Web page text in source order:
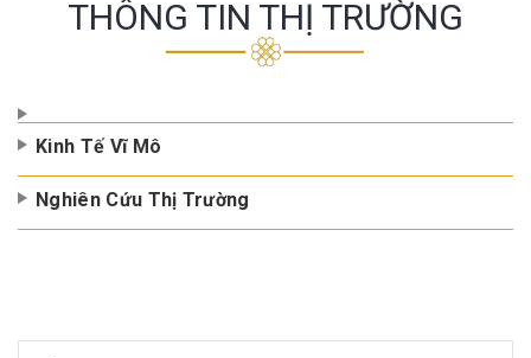
THÔNG TIN THỊ TRƯỜNG
Kinh Tế Vĩ Mô
Nghiên Cứu Thị Trường